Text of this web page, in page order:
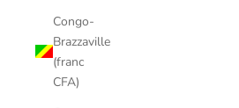
Congo-
Brazzaville
(franc
CFA)